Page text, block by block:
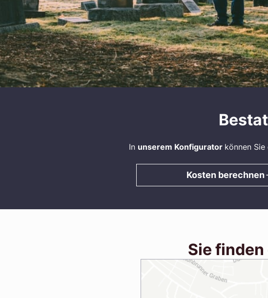
In unserem Konfigurator können
Kosten berechnen
Sie